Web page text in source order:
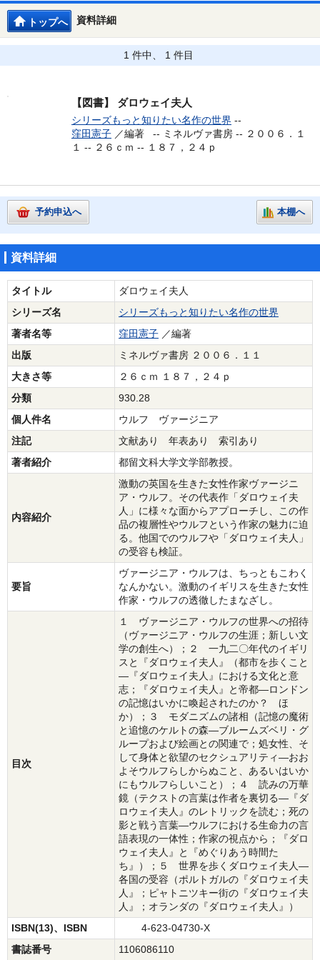
資料詳細
トップへ
1 件中、 1 件目
【図書】 ダロウェイ夫人
シリーズもっと知りたい名作の世界 --
窪田憲子 ／編著 -- ミネルヴァ書房 -- ２００６．１
１ -- ２６ｃｍ -- １８７，２４ｐ
予約申込へ 本棚へ
資料詳細
タイトル
ダロウェイ夫人
シリーズ名
シリーズもっと知りたい名作の世界
著者名等
窪田憲子 ／編著
出版
ミネルヴァ書房 ２００６．１１
大きさ等
２６ｃｍ １８７，２４ｐ
分類
930.28
個人件名
ウルフ ヴァージニア
注記
文献あり 年表あり 索引あり
著者紹介
都留文科大学文学部教授。
内容紹介
激動の英国を生きた女性作家ヴァージニ
ア・ウルフ。その代表作「ダロウェイ夫
人」に様々な面からアプローチし、この作
品の複層性やウルフという作家の魅力に迫
る。他国でのウルフや「ダロウェイ夫人」
の受容も検証。
要旨
ヴァージニア・ウルフは、ちっともこわく
なんかない。激動のイギリスを生きた女性
作家・ウルフの透徹したまなざし。
目次
１ ヴァージニア・ウルフの世界への招待
（ヴァージニア・ウルフの生涯；新しい文
学の創生へ）；２ 一九二〇年代のイギリ
スと『ダロウェイ夫人』（都市を歩くこと
―『ダロウェイ夫人』における文化と意
志；『ダロウェイ夫人』と帝都―ロンドン
の記憶はいかに喚起されたのか？ ほ
か）；３ モダニズムの諸相（記憶の魔術
と追憶のケルトの森―ブルームズベリ・グ
ループおよび絵画との関連で；処女性、そ
して身体と欲望のセクシュアリティ―おお
よそウルフらしからぬこと、あるいはいか
にもウルフらしいこと）；４ 読みの万華
鏡（テクストの言葉は作者を裏切る―『ダ
ロウェイ夫人』のレトリックを読む；死の
影と戦う言葉―ウルフにおける生命力の言
語表現の一体性；作家の視点から；『ダロ
ウェイ夫人』と『めぐりあう時間た
ち』）；５ 世界を歩くダロウェイ夫人―
各国の受容（ポルトガルの『ダロウェイ夫
人』；ピャトニツキー街の『ダロウェイ夫
人』；オランダの『ダロウェイ夫人』）
ISBN(13)、ISBN
4-623-04730-X
書誌番号
1106086110